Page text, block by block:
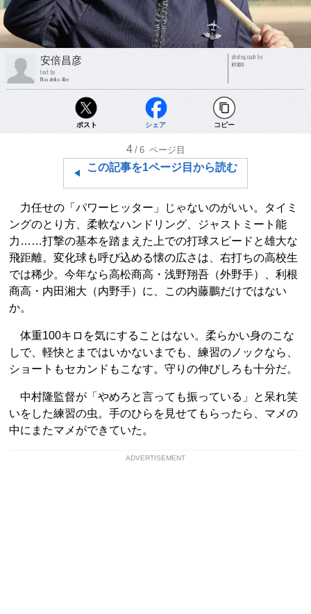
安倍昌彦
text by
Masahiko Abe
photograph by
KYODO
ポスト シェア コピー
4 /6 ページ目
この記事を1ページ目から読む
力任せの「パワーヒッター」じゃないのがいい。タイミ
ングのとり方、柔軟なハンドリング、ジャストミート能
力……打撃の基本を踏まえた上での打球スピードと雄大な
飛距離。変化球も呼び込める懐の広さは、右打ちの高校生
では稀少。今年なら高松商高・浅野翔吾（外野手）、利根
商高・内田湘大（内野手）に、この内藤鵬だけではない
か。
体重100キロを気にすることはない。柔らかい身のこな
しで、軽快とまではいかないまでも、練習のノックなら、
ショートもセカンドもこなす。守りの伸びしろも十分だ。
中村隆監督が「やめろと言っても振っている」と呆れ笑
いをした練習の虫。手のひらを見せてもらったら、マメの
中にまたマメができていた。
ADVERTISEMENT